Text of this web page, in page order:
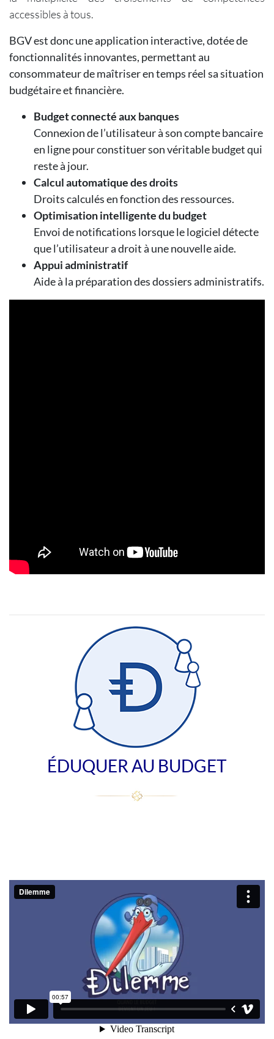
accessibles à tous.
BGV est donc une application interactive, dotée de
fonctionnalités innovantes, permettant au
consommateur de maîtriser en temps réel sa situation
budgétaire et financière.
Budget connecté aux banques
Connexion de l’utilisateur à son compte bancaire
en ligne pour constituer son véritable budget qui
reste à jour.
Calcul automatique des droits
Droits calculés en fonction des ressources.
Optimisation intelligente du budget
Envoi de notifications lorsque le logiciel détecte
que l’utilisateur a droit à une nouvelle aide.
Appui administratif
Aide à la préparation des dossiers administratifs.
ÉDUQUER AU BUDGET